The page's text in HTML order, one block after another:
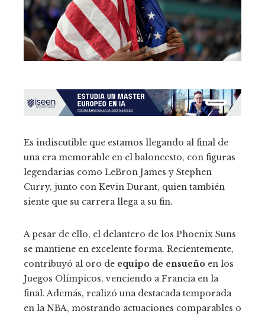
Es indiscutible que estamos llegando al final de
una era memorable en el baloncesto, con figuras
legendarias como LeBron James y Stephen
Curry, junto con Kevin Durant, quien también
siente que su carrera llega a su fin.
A pesar de ello, el delantero de los Phoenix Suns
se mantiene en excelente forma. Recientemente,
contribuyó al oro de equipo de ensueño en los
Juegos Olímpicos, venciendo a Francia en la
final. Además, realizó una destacada temporada
en la NBA, mostrando actuaciones comparables o